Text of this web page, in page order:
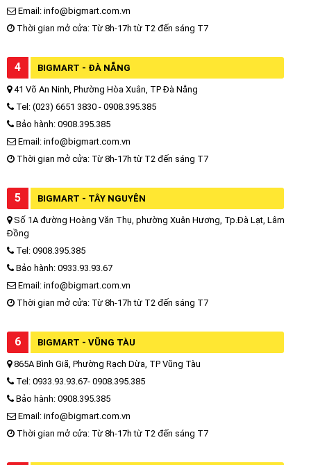
Email: info@bigmart.com.vn
Thời gian mở cửa: Từ 8h-17h từ T2 đến sáng T7
4 BIGMART - ĐÀ NẴNG
41 Võ An Ninh, Phường Hòa Xuân, TP Đà Nẵng
Tel: (023) 6651 3830 - 0908.395.385
Bảo hành: 0908.395.385
Email: info@bigmart.com.vn
Thời gian mở cửa: Từ 8h-17h từ T2 đến sáng T7
5 BIGMART - TÂY NGUYÊN
Số 1A đường Hoàng Văn Thụ, phường Xuân Hương, Tp.Đà Lạt, Lâm
Đồng
Tel: 0908.395.385
Bảo hành: 0933.93.93.67
Email: info@bigmart.com.vn
Thời gian mở cửa: Từ 8h-17h từ T2 đến sáng T7
6 BIGMART - VŨNG TÀU
865A Bình Giã, Phường Rạch Dừa, TP Vũng Tàu
Tel: 0933.93.93.67- 0908.395.385
Bảo hành: 0908.395.385
Email: info@bigmart.com.vn
Thời gian mở cửa: Từ 8h-17h từ T2 đến sáng T7